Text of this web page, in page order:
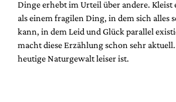
Dinge erhebt im Urteil über andere. Kleist
als einem fragilen Ding, in dem sich alles
kann, in dem Leid und Glück parallel
macht diese Erzählung schon sehr
heutige Naturgewalt leiser ist.